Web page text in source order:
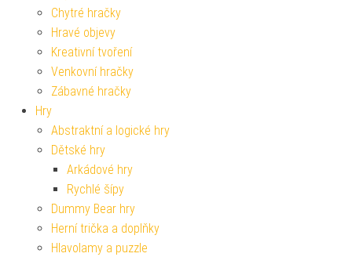
Chytré hračky
Hravé objevy
Kreativní tvoření
Venkovní hračky
Zábavné hračky
Hry
Abstraktní a logické hry
Dětské hry
Arkádové hry
Rychlé šípy
Dummy Bear hry
Herní trička a doplňky
Hlavolamy a puzzle